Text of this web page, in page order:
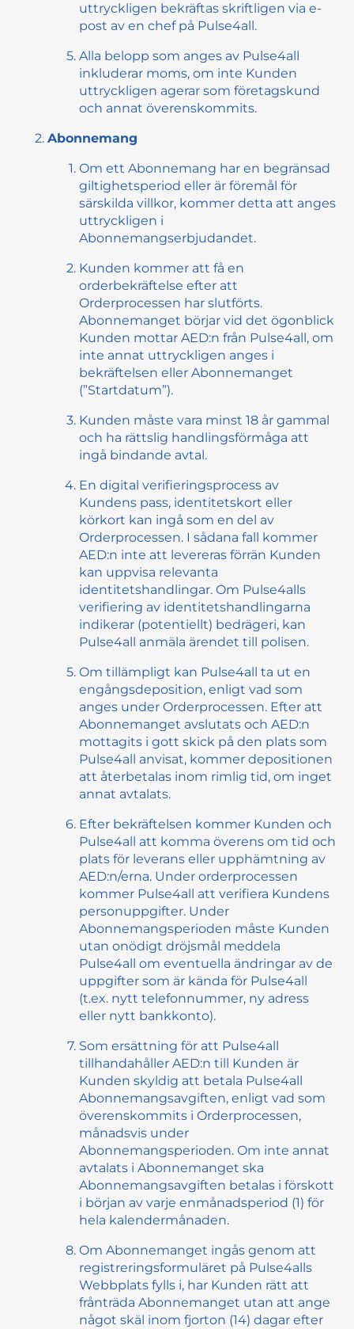
uttryckligen bekräftas skriftligen via e-
post av en chef på Pulse4all.
Alla belopp som anges av Pulse4all
inkluderar moms, om inte Kunden
uttryckligen agerar som företagskund
och annat överenskommits.
Abonnemang
Om ett Abonnemang har en begränsad
giltighetsperiod eller är föremål för
särskilda villkor, kommer detta att anges
uttryckligen i
Abonnemangserbjudandet.
Kunden kommer att få en
orderbekräftelse efter att
Orderprocessen har slutförts.
Abonnemanget börjar vid det ögonblick
Kunden mottar AED:n från Pulse4all, om
inte annat uttryckligen anges i
bekräftelsen eller Abonnemanget
(”Startdatum”).
Kunden måste vara minst 18 år gammal
och ha rättslig handlingsförmåga att
ingå bindande avtal.
En digital verifieringsprocess av
Kundens pass, identitetskort eller
körkort kan ingå som en del av
Orderprocessen. I sådana fall kommer
AED:n inte att levereras förrän Kunden
kan uppvisa relevanta
identitetshandlingar. Om Pulse4alls
verifiering av identitetshandlingarna
indikerar (potentiellt) bedrägeri, kan
Pulse4all anmäla ärendet till polisen.
Om tillämpligt kan Pulse4all ta ut en
engångsdeposition, enligt vad som
anges under Orderprocessen. Efter att
Abonnemanget avslutats och AED:n
mottagits i gott skick på den plats som
Pulse4all anvisat, kommer depositionen
att återbetalas inom rimlig tid, om inget
annat avtalats.
Efter bekräftelsen kommer Kunden och
Pulse4all att komma överens om tid och
plats för leverans eller upphämtning av
AED:n/erna. Under orderprocessen
kommer Pulse4all att verifiera Kundens
personuppgifter. Under
Abonnemangsperioden måste Kunden
utan onödigt dröjsmål meddela
Pulse4all om eventuella ändringar av de
uppgifter som är kända för Pulse4all
(t.ex. nytt telefonnummer, ny adress
eller nytt bankkonto).
Som ersättning för att Pulse4all
tillhandahåller AED:n till Kunden är
Kunden skyldig att betala Pulse4all
Abonnemangsavgiften, enligt vad som
överenskommits i Orderprocessen,
månadsvis under
Abonnemangsperioden. Om inte annat
avtalats i Abonnemanget ska
Abonnemangsavgiften betalas i förskott
i början av varje enmånadsperiod (1) för
hela kalendermånaden.
Om Abonnemanget ingås genom att
registreringsformuläret på Pulse4alls
Webbplats fylls i, har Kunden rätt att
frånträda Abonnemanget utan att ange
något skäl inom fjorton (14) dagar efter